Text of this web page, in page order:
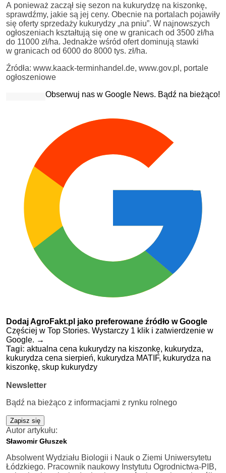
A ponieważ zaczął się sezon na kukurydzę na kiszonkę,
sprawdźmy, jakie są jej ceny. Obecnie na portalach pojawiły
się oferty sprzedaży kukurydzy „na pniu”. W najnowszych
ogłoszeniach kształtują się one w granicach od 3500 zł/ha
do 11000 zł/ha. Jednakże wśród ofert dominują stawki
w granicach od 6000 do 8000 tys. zł/ha.
Źródła: www.kaack-terminhandel.de, www.gov.pl, portale
ogłoszeniowe
Obserwuj nas w Google News. Bądź na bieżąco!
Dodaj AgroFakt.pl jako preferowane źródło w Google
Częściej w Top Stories. Wystarczy 1 klik i zatwierdzenie w
Google. →
Tagi: aktualna cena kukurydzy na kiszonkę, kukurydza,
kukurydza cena sierpień, kukurydza MATIF, kukurydza na
kiszonkę, skup kukurydzy
Newsletter
Bądź na bieżąco z informacjami z rynku rolnego
Zapisz się
Autor artykułu:
Sławomir Głuszek
Absolwent Wydziału Biologii i Nauk o Ziemi Uniwersytetu
Łódzkiego. Pracownik naukowy Instytutu Ogrodnictwa-PIB,